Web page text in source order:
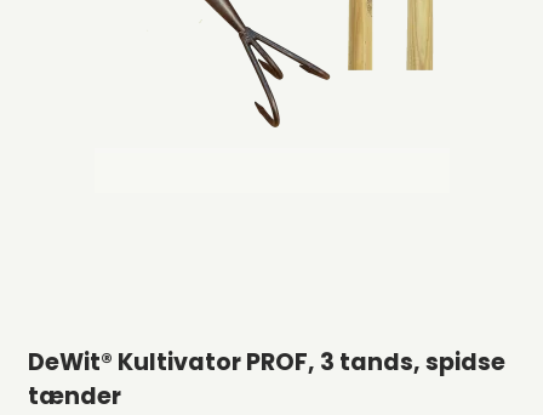
DeWit® Kultivator PROF, 3 tands, spidse
tænder